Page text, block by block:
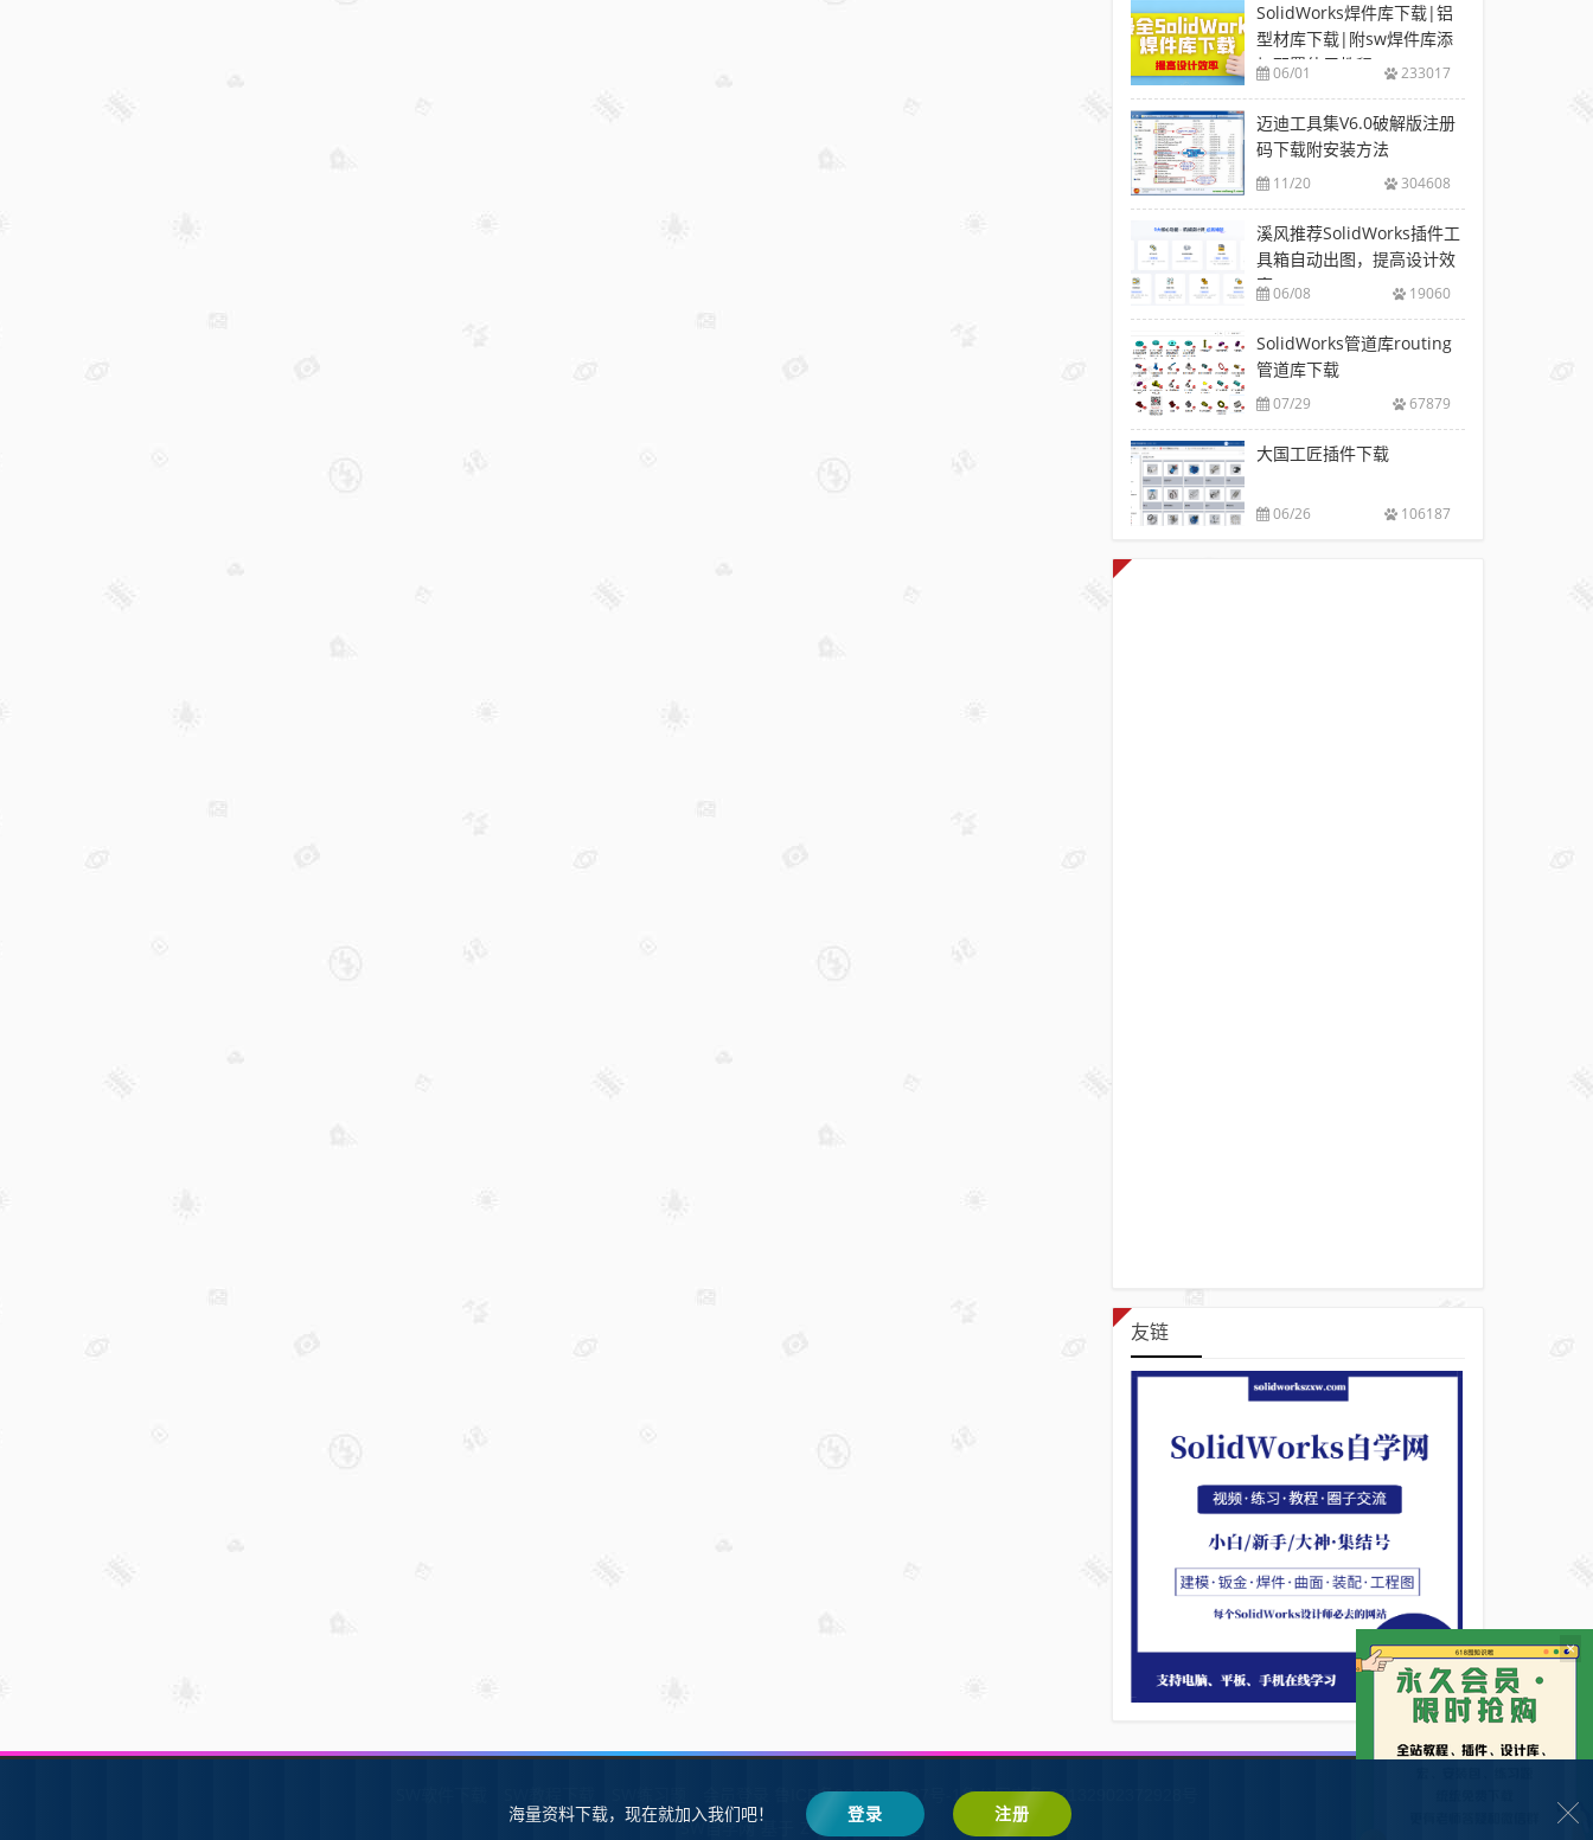
SolidWorks焊件库下载|铝
型材库下载|附sw焊件库添
加配置使用教程
06/01 233017
迈迪工具集V6.0破解版注册
码下载附安装方法
11/20 304608
溪风推荐SolidWorks插件工
具箱自动出图，提高设计效
率06/08 19060
SolidWorks管道库routing
管道库下载
07/29 67879
大国工匠插件下载
06/26 106187
友链
鲁ICP备2021002287号-1鲁公网安备 37132902372928号
SW自学网 Z-BlogPHP 搭建
×
海量资料下载，现在就加入我们吧！ 登录 注册